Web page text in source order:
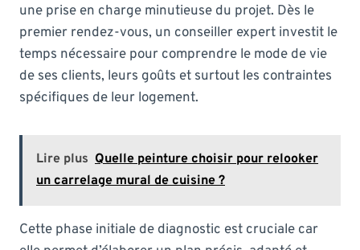
une prise en charge minutieuse du projet. Dès le
premier rendez-vous, un conseiller expert investit le
temps nécessaire pour comprendre le mode de vie
de ses clients, leurs goûts et surtout les contraintes
spécifiques de leur logement.
Lire plus Quelle peinture choisir pour relooker
un carrelage mural de cuisine ?
Cette phase initiale de diagnostic est cruciale car